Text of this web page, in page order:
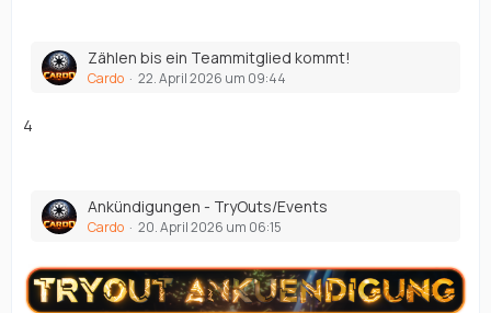
Zählen bis ein Teammitglied kommt!
Cardo 22. April 2026 um 09:44
4
Ankündigungen - TryOuts/Events
Cardo 20. April 2026 um 06:15